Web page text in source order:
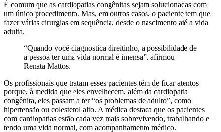
É comum que as cardiopatias congênitas sejam solucionadas com
um único procedimento. Mas, em outros casos, o paciente tem que
fazer várias cirurgias em sequência, desde o nascimento até a vida
adulta.
“Quando você diagnostica direitinho, a possibilidade de
a pessoa ter uma vida normal é imensa”, afirmou
Renata Mattos.
Os profissionais que tratam esses pacientes têm de ficar atentos
porque, à medida que eles envelhecem, além da cardiopatia
congênita, eles passam a ter “os problemas de adulto”, como
hipertensão ou colesterol alto. A médica destaca que os pacientes
com cardiopatias estão cada vez mais sobrevivendo, trabalhando e
tendo uma vida normal, com acompanhamento médico.